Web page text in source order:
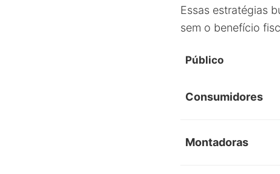
Essas estratégias
sem o benefício
Público
Consumidores
Montadoras